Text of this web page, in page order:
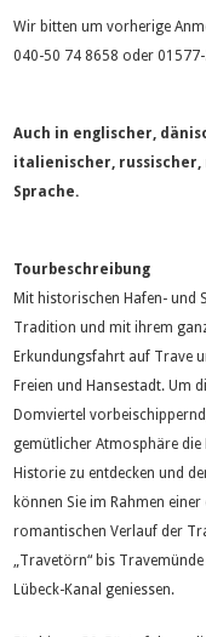
Wir bitten um vorherige
040-50 74 8658 oder
Auch in englischer,
italienischer,
Sprache.
Tourbeschreibung
Mit historischen Hafen- und
Tradition und mit ihrem
Erkundungsfahrt auf Trave
Freien und Hansestadt. Um
Domviertel
gemütlicher Atmosphäre
Historie zu entdecken und
können Sie im Rahmen
romantischen Verlauf der
„Travetörn“ bis
Lübeck-Kanal geniessen.